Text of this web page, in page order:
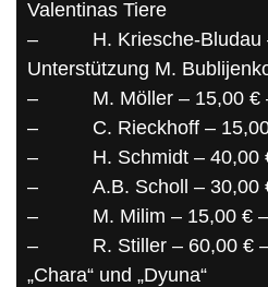
Valentinas Tiere
–
H. Kriesche-Bludau
Unterstützung M.
–
M. Möller – 15,00 €
–
C. Rieckhoff –
–
H. Schmidt – 40,00
–
A.B. Scholl – 30,00
–
M. Milim – 15,00 €
–
R. Stiller – 60,00 €
„Chara“ und „Dyuna“